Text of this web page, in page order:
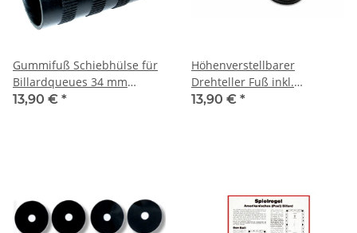
Gummifuß Schiebhülse für
Billardqueues 34 mm
Durchmesser
13,90 € *
Höhenverstellbarer
Drehteller Fuß inkl.
Gewindeplatte - Version 02
13,90 € *